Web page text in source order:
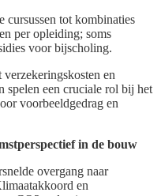
cursussen tot kombinaties
per opleiding; soms
voor bijscholing.
en
spelen een cruciale rol bij het
voorbeeldgedrag en
in de bouw
overgang naar
en